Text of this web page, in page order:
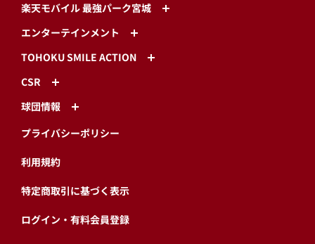
楽天モバイル 最強パーク宮城
エンターテインメント
TOHOKU SMILE ACTION
CSR
球団情報
プライバシーポリシー
利用規約
特定商取引に基づく表示
ログイン・有料会員登録